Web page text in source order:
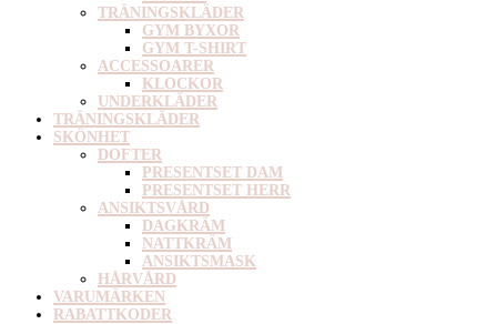
TRÄNINGSKLÄDER
GYM BYXOR
GYM T-SHIRT
ACCESSOARER
KLOCKOR
UNDERKLÄDER
TRÄNINGSKLÄDER
SKÖNHET
DOFTER
PRESENTSET DAM
PRESENTSET HERR
ANSIKTSVÅRD
DAGKRÄM
NATTKRÄM
ANSIKTSMASK
HÅRVÅRD
VARUMÄRKEN
RABATTKODER